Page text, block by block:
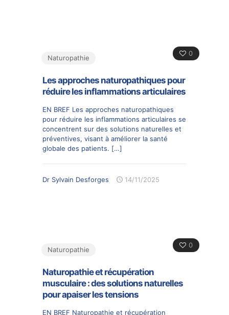
0
Naturopathie
Les approches naturopathiques pour
réduire les inflammations articulaires
EN BREF Les approches naturopathiques
pour réduire les inflammations articulaires se
concentrent sur des solutions naturelles et
préventives, visant à améliorer la santé
globale des patients. […]
Dr Sylvain Desforges 14/11/2025
0
Naturopathie
Naturopathie et récupération
musculaire : des solutions naturelles
pour apaiser les tensions
EN BREF Naturopathie et récupération